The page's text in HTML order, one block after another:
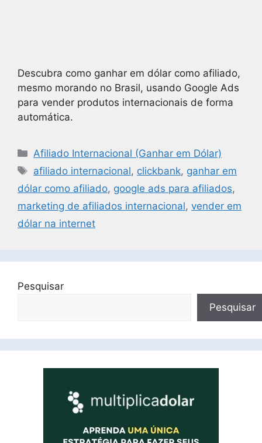
Descubra como ganhar em dólar como afiliado,
mesmo morando no Brasil, usando Google Ads
para vender produtos internacionais de forma
automática.
Afiliado Internacional (Ganhar em Dólar)
afiliado internacional, clickbank, ganhar em
dólar como afiliado, google ads para afiliados,
marketing de afiliados internacional, vender em
dólar na internet
Pesquisar
Pesquisar